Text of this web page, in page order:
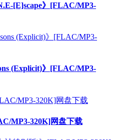
[E]scape》[FLAC/MP3-
(Explicit)》[FLAC/MP3-
MP3-320K]网盘下载